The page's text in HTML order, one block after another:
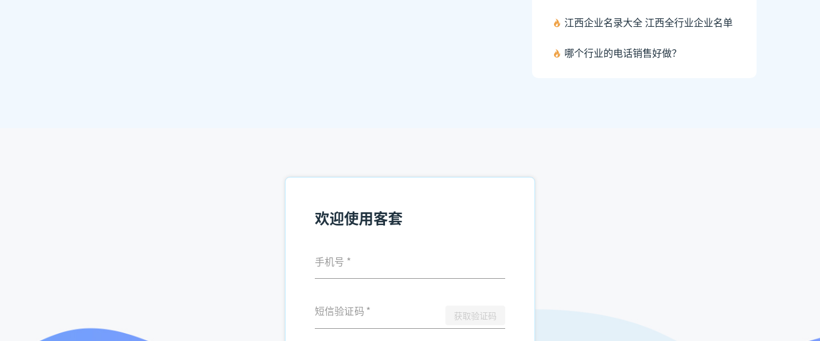
江西企业名录大全 江西全行业企业名单
哪个行业的电话销售好做？
欢迎使用客套
手机号 *
短信验证码 * 获取验证码